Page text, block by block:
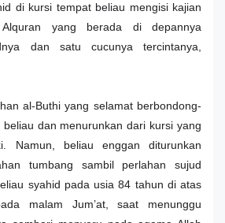
di kursi tempat beliau mengisi kajian
yang berada di depannya
dan satu cucunya tercintanya,
al-Buthi yang selamat berbondong-
dan menurunkan dari kursi yang
Namun, beliau enggan diturunkan
tumbang sambil perlahan sujud
syahid pada usia 84 tahun di atas
malam Jum’at, saat menunggu